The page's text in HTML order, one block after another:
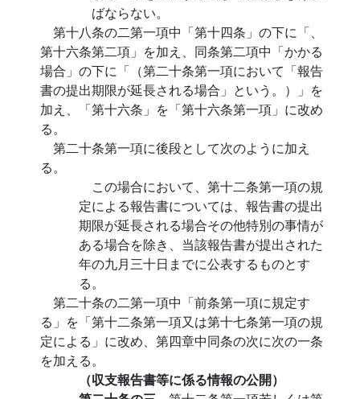
ばならない。
第十八条の二第一項中「第十四条」の下に「、
第十六条第二項」を加え、同条第二項中「かかる
場合」の下に「（第二十条第一項において「報告
書の提出期限が延長される場合」という。）」を
加え、「第十六条」を「第十六条第一項」に改め
る。
第二十条第一項に後段として次のように加え
る。
この場合において、第十二条第一項の規
定による報告書については、報告書の提出
期限が延長される場合その他特別の事情が
ある場合を除き、当該報告書が提出された
年の九月三十日までに公表するものとす
る。
第二十条の二第一項中「前条第一項に規定す
る」を「第十二条第一項又は第十七条第一項の規
定による」に改め、第四章中同条の次に次の一条
を加える。
（収支報告書等に係る情報の公開）